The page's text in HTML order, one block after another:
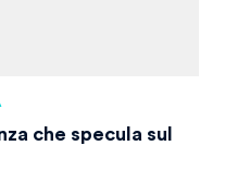
che specula sul